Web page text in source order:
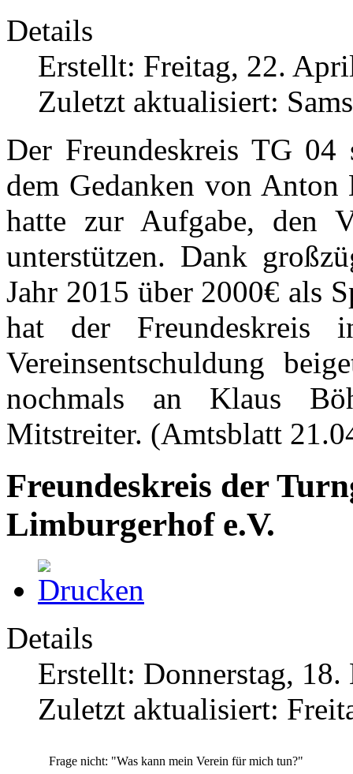
Details
Erstellt: Freitag, 22.
Zuletzt aktualisiert:
Der Freundeskreis TG
dem Gedanken von Anton
hatte zur Aufgabe, den
unterstützen. Dank
Jahr 2015 über 2000€ als
hat der
Vereinsentschuldung
nochmals an Klaus
Mitstreiter. (Amtsblatt
Freundeskreis der
Limburgerhof e.V.
Details
Erstellt: Donnerstag,
Zuletzt aktualisiert:
Frage nicht: "Was kann mein Verein für mich tun?"